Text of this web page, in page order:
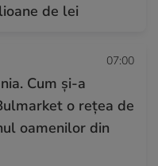
de lei
07:00
Cum și-a
o rețea de
oamenilor din